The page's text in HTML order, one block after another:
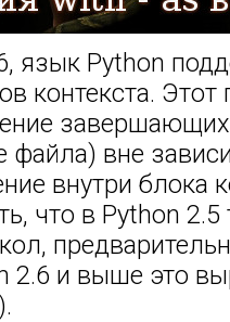
язык Python
контекста. Этот
файла) вне
внутри блока
что в Python
2.6 и выше это